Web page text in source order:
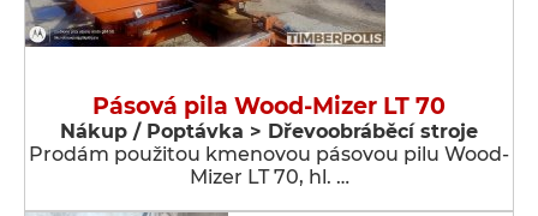
Pásová pila Wood-Mizer LT 70
Nákup / Poptávka > Dřevoobráběcí stroje
Prodám použitou kmenovou pásovou pilu Wood-
Mizer LT 70, hl. …